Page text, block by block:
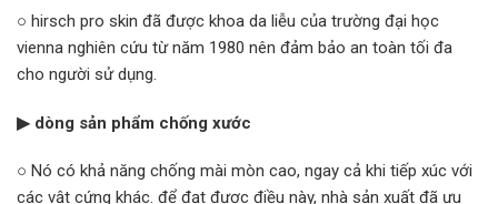
○ hirsch pro skin đã được khoa da liễu của trường đại học
vienna nghiên cứu từ năm 1980 nên đảm bảo an toàn tối đa
cho người sử dụng.
▶ dòng sản phẩm chống xước
○ Nó có khả năng chống mài mòn cao, ngay cả khi tiếp xúc với
các vật cứng khác. để đạt được điều này, nhà sản xuất đã ưu